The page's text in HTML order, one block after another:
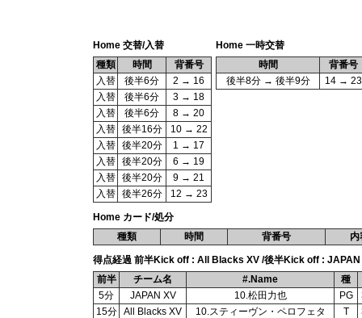
Home 交替/入替
種類
時間
背番号
入替
後半6分
2 → 16
入替
後半6分
3 → 18
入替
後半6分
8 → 20
入替
後半16分
10 → 22
入替
後半20分
1 → 17
入替
後半20分
6 → 19
入替
後半20分
9 → 21
入替
後半26分 12 → 23
Home 一時交替
時間
背番号
後半8分 → 後半9分
14 → 23
Home カード/処分
種類
時間 背番号 内
得点経過 前半Kick off : All Blacks XV /後半Kick off : JAPAN
前半
チーム名 #.Name 種
5分
JAPAN XV 10.松田力也 PG
15分
All Blacks XV 10.スティーヴン・ペロフェタ T